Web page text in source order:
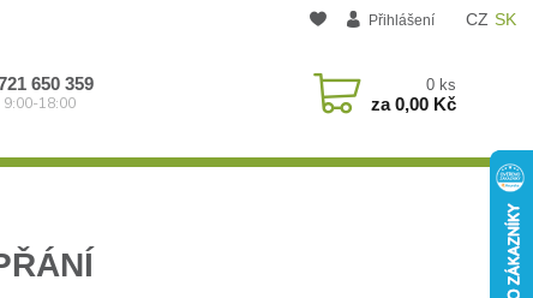
CZ SK
Přihlášení
650 359
9:00-18:00
0 ks
za0,00 Kč